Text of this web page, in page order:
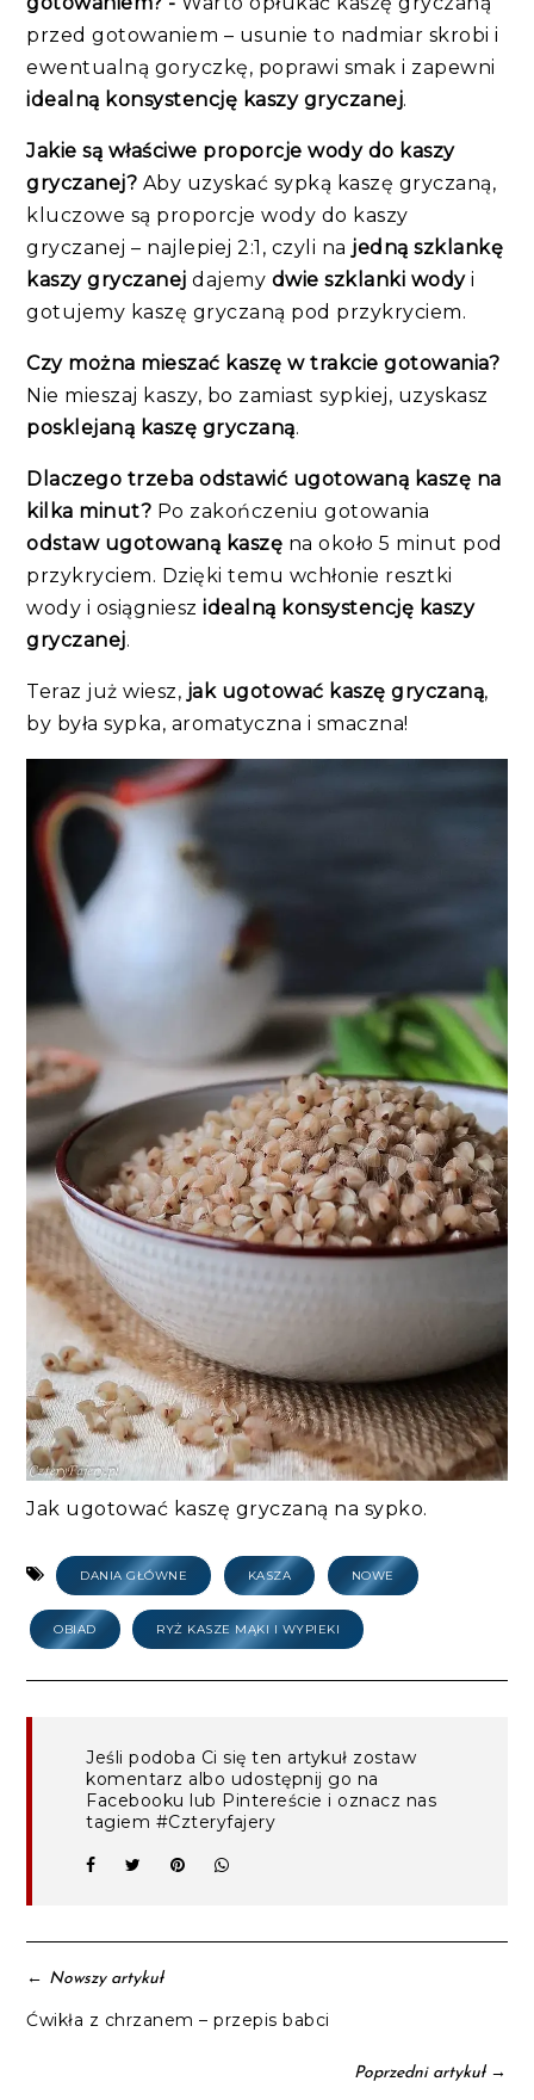
przed gotowaniem – usunie to nadmiar skrobi i
ewentualną goryczkę, poprawi smak i zapewni
idealną konsystencję kaszy gryczanej.
Jakie są właściwe proporcje wody do kaszy
gryczanej? Aby uzyskać sypką kaszę gryczaną,
kluczowe są proporcje wody do kaszy
gryczanej – najlepiej 2:1, czyli na jedną szklankę
kaszy gryczanej dajemy dwie szklanki wodyi
gotujemy kaszę gryczaną pod przykryciem.
Czy można mieszać kaszę w trakcie gotowania?
Nie mieszaj kaszy, bo zamiast sypkiej, uzyskasz
posklejaną kaszę gryczaną.
Dlaczego trzeba odstawić ugotowaną kaszę na
kilka minut? Po zakończeniu gotowania
odstaw ugotowaną kaszę na około 5 minut pod
przykryciem. Dzięki temu wchłonie resztki
wody i osiągnieszidealną konsystencję kaszy
gryczanej.
Teraz już wiesz, jak ugotować kaszę gryczaną,
by była sypka, aromatyczna i smaczna!
Jak ugotować kaszę gryczaną na sypko.
DANIA GŁÓWNE KASZA NOWE
OBIAD RYŻ KASZE MĄKI I WYPIEKI
Jeśli podoba Ci się ten artykuł zostaw
komentarz albo udostępnij go na
Facebooku lub Pintereście i oznacz nas
tagiem #Czteryfajery
← Nowszy artykuł
Ćwikła z chrzanem – przepis babci
Poprzedni artykuł→